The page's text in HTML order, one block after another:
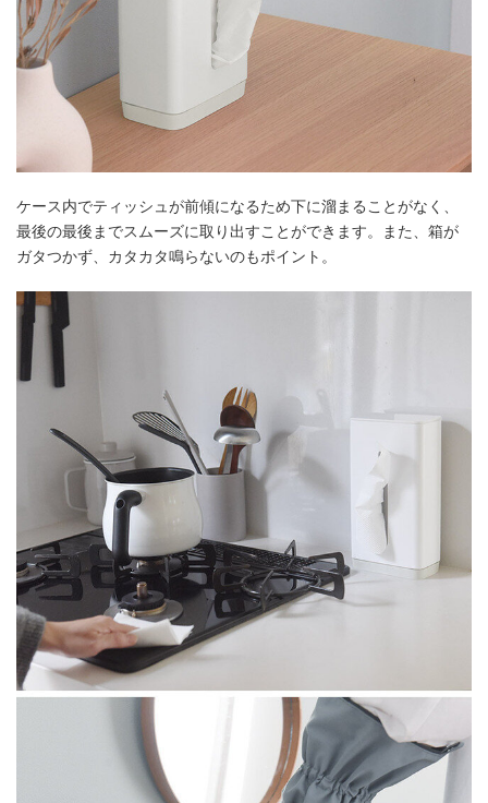
ケース内でティッシュが前傾になるため下に溜まることがなく、
最後の最後までスムーズに取り出すことができます。また、箱が
ガタつかず、カタカタ鳴らないのもポイント。